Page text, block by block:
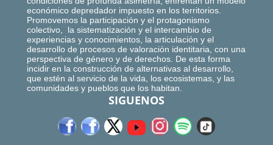
económico depredador impuesto en los territorios.
Promovemos la participación y el protagonismo
colectivo, la sistematización y el intercambio de
experiencias y conocimientos, la articulación y el
desarrollo de procesos de valoración identitaria, con una
perspectiva de género y de derechos. De esta forma
incidir en la construcción de alternativas al desarrollo,
que estén al servicio de la vida, los ecosistemas, y las
comunidades y pueblos que los habitan.
SIGUENOS